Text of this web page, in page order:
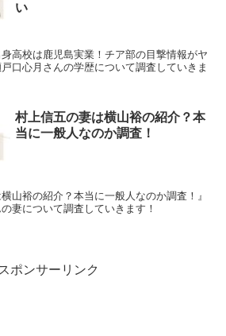
い
高校は鹿児島実業！チア部の目撃情報がヤ
口心月さんの学歴について調査していきま
村上信五の妻は横山裕の紹介？本
当に一般人なのか調査！
山裕の紹介？本当に一般人なのか調査！』
妻について調査していきます！
スポンサーリンク